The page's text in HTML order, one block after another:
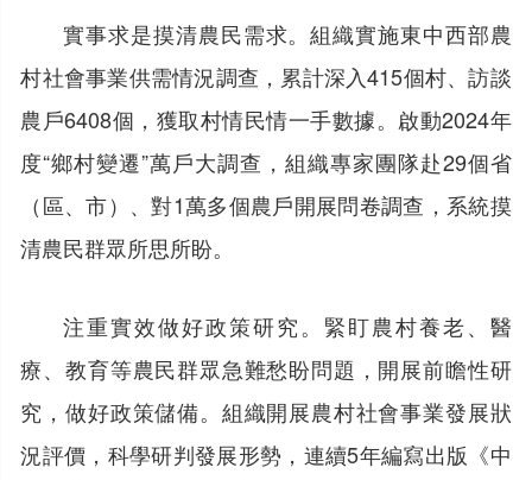
實事求是摸清農民需求。組織實施東中西部農
村社會事業供需情況調查，累計深入415個村、訪談
農戶6408個，獲取村情民情一手數據。啟動2024年
度“鄉村變遷”萬戶大調查，組織專家團隊赴29個省
（區、市）、對1萬多個農戶開展問卷調查，系統摸
清農民群眾所思所盼。
注重實效做好政策研究。緊盯農村養老、醫
療、教育等農民群眾急難愁盼問題，開展前瞻性研
究，做好政策儲備。組織開展農村社會事業發展狀
況評價，科學研判發展形勢，連續5年編寫出版《中